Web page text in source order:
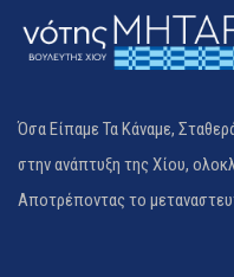
Όσα Είπαμε Τα Κάναμε,
στην ανάπτυξη της Χίου,
Αποτρέποντας το